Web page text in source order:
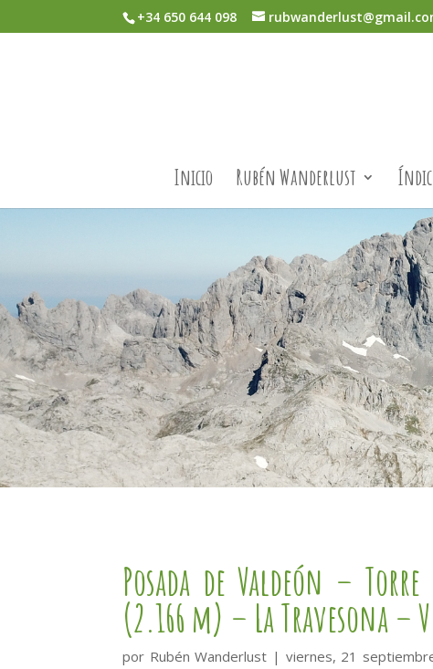
+34 650 644 098
Inicio Rubén Wanderlust
Posada de Valdeón –
(2.166 m) – La Travesona –
por Rubén Wanderlust | viernes, 21